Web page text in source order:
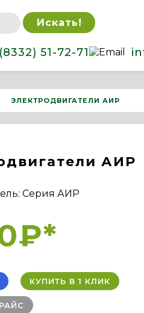
Искать!
51-72-71
ЭЛЕКТРОДВИГАТЕЛИ АИР
АИР
Серия АИР
КУПИТЬ В 1 КЛИК